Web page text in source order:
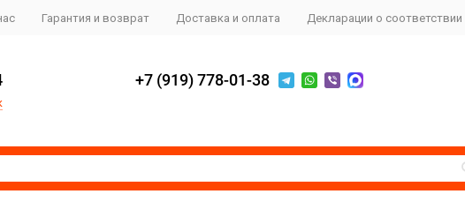
Гарантия и возврат Доставка и оплата Декларации о соответствии
+7 (919) 778-01-38